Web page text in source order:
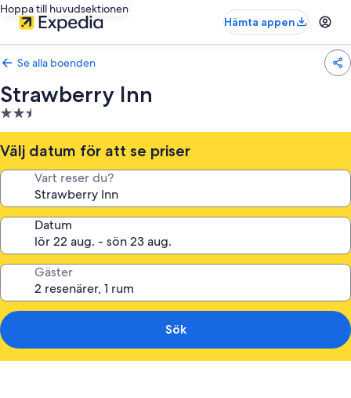
Hoppa till huvudsektionen
Hämta appen
Se alla boenden
Strawberry Inn
2.5-
stjärnigt
boende
Välj datum för att se priser
Vart reser du?
Datum
Gäster
Sök